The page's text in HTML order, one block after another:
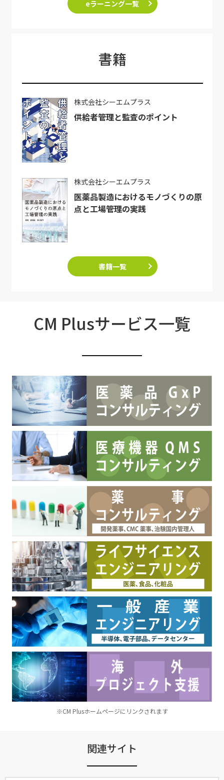
eラーニング一覧
書籍
株式会社シーエムプラス
供給者管理と監査のポイント
株式会社シーエムプラス
医薬品製造におけるモノづくりの原
点と工場管理の実践
書籍一覧
CM Plusサービス一覧
※CM Plusホームページにリンクされます
関連サイト